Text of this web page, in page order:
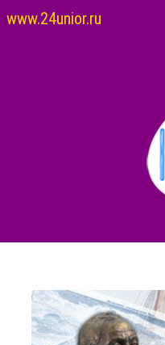
www.24unior.ru